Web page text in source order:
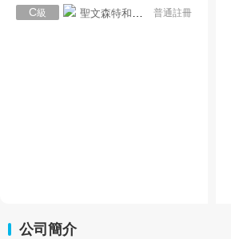
C級 聖文森特和格林納丁斯FSA 普通註冊
公司簡介